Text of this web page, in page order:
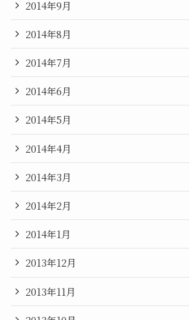
2014年9月
2014年8月
2014年7月
2014年6月
2014年5月
2014年4月
2014年3月
2014年2月
2014年1月
2013年12月
2013年11月